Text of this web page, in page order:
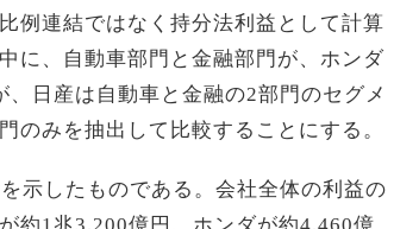
例連結ではなく持分法利益として計算
に、自動車部門と金融部門が、ホンダ
日産は自動車と金融の2部門のセグメ
のみを抽出して比較することにする。
示したものである。会社全体の利益の